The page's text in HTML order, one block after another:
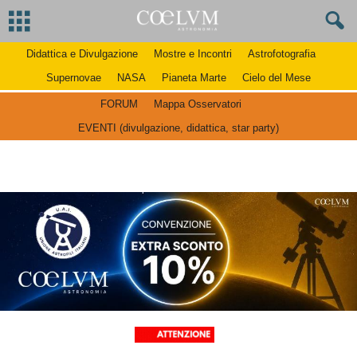
Didattica e Divulgazione Mostre e Incontri
Astrofotografia
Supernovae
NASA Pianeta Marte Cielo del Mese
FORUM
Mappa Osservatori
EVENTI (divulgazione, didattica, star party)